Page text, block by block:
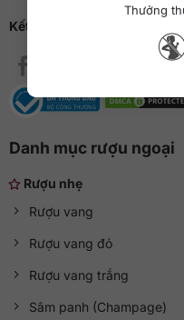
Thưởng
Kết nối với QKAWine
Danh mục rượu ngoại
Rượu nhẹ
Rượu vang
Rượu vang đỏ
Rượu vang trắng
Sâm panh (Champage)